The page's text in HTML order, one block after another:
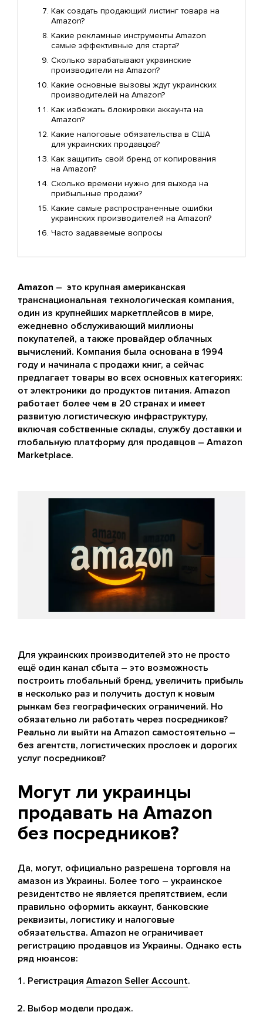
Как создать продающий листинг товара на
Amazon?
Какие рекламные инструменты Amazon
самые эффективные для старта?
Сколько зарабатывают украинские
производители на Amazon?
Какие основные вызовы ждут украинских
производителей на Amazon?
Как избежать блокировки аккаунта на
Amazon?
Какие налоговые обязательства в США
для украинских продавцов?
Как защитить свой бренд от копирования
на Amazon?
Сколько времени нужно для выхода на
прибыльные продажи?
Какие самые распространенные ошибки
украинских производителей на Amazon?
Часто задаваемые вопросы
Amazon – это крупная американская
транснациональная технологическая компания,
один из крупнейших маркетплейсов в мире,
ежедневно обслуживающий миллионы
покупателей, а также провайдер облачных
вычислений. Компания была основана в 1994
году и начинала с продажи книг, а сейчас
предлагает товары во всех основных категориях:
от электроники до продуктов питания. Amazon
работает более чем в 20 странах и имеет
развитую логистическую инфраструктуру,
включая собственные склады, службу доставки и
глобальную платформу для продавцов – Amazon
Marketplace.
Для украинских производителей это не просто
ещё один канал сбыта – это возможность
построить глобальный бренд, увеличить прибыль
в несколько раз и получить доступ к новым
рынкам без географических ограничений. Но
обязательно ли работать через посредников?
Реально ли выйти на Amazon самостоятельно –
без агентств, логистических прослоек и дорогих
услуг посредников?
Могут ли украинцы
продавать на Amazon
без посредников?
Да, могут, официально разрешена торговля на
амазон из Украины. Более того – украинское
резидентство не является препятствием, если
правильно оформить аккаунт, банковские
реквизиты, логистику и налоговые
обязательства. Amazon не ограничивает
регистрацию продавцов из Украины. Однако есть
ряд нюансов:
Регистрация Amazon Seller Account.
Выбор модели продаж.